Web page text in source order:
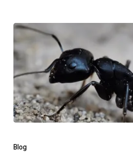
eliminar
Blog